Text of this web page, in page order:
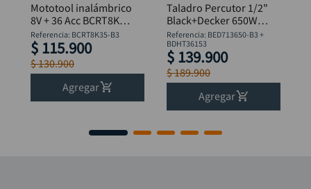
Mototool inalámbrico
8V + 36 Acc BCRT8K35
B&D
Referencia: BCRT8K35-B3
$ 115.900
$130.900
Agregar
Taladro Percutor 1/2"
Black+Decker 650W
BED713650-B3 +
Flexómetro
Referencia: BED713650-B3 +
BDHT36153
$ 139.900
$189.900
Agregar